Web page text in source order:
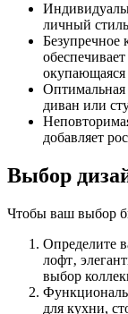
личный
Безупречное
Оптимальная
диван или
добавляет
Выбор
Чтобы ваш выбор
Определите
лофт‚
выбор
для кухни,